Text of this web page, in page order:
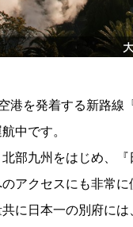
港を発着する新路線
中です。
部九州をはじめ、『
アクセスにも非常に
に日本一の別府には